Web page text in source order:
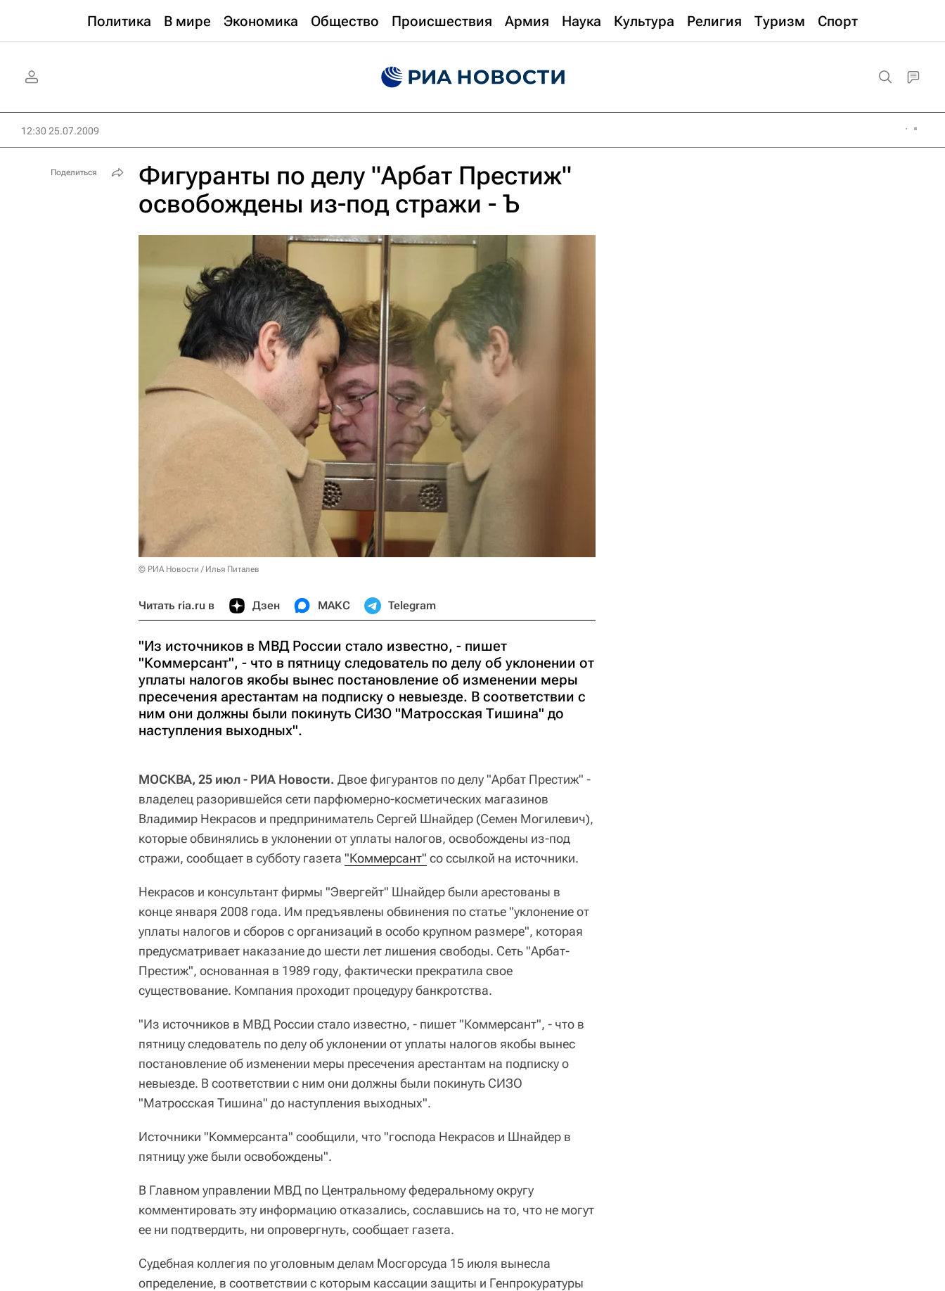
Политика В мире Экономика Общество Происшествия Армия Наука Культура Религия Туризм Спорт
12:30 25.07.2009
Фигуранты по делу "Арбат Престиж"
освобождены из-под стражи - Ъ
© РИА Новости / Илья Питалев
Читать ria.ru в Дзен МАКС Telegram
"Из источников в МВД России стало известно, - пишет
"Коммерсант", - что в пятницу следователь по делу об уклонении от
уплаты налогов якобы вынес постановление об изменении меры
пресечения арестантам на подписку о невыезде. В соответствии с
ним они должны были покинуть СИЗО "Матросская Тишина" до
наступления выходных".
МОСКВА, 25 июл - РИА Новости. Двое фигурантов по делу "Арбат Престиж" -
владелец разорившейся сети парфюмерно-косметических магазинов
Владимир Некрасов и предприниматель Сергей Шнайдер (Семен Могилевич),
которые обвинялись в уклонении от уплаты налогов, освобождены из-под
стражи, сообщает в субботу газета "Коммерсант" со ссылкой на источники.
Некрасов и консультант фирмы "Эвергейт" Шнайдер были арестованы в
конце января 2008 года. Им предъявлены обвинения по статье "уклонение от
уплаты налогов и сборов с организаций в особо крупном размере", которая
предусматривает наказание до шести лет лишения свободы. Сеть "Арбат-
Престиж", основанная в 1989 году, фактически прекратила свое
существование. Компания проходит процедуру банкротства.
"Из источников в МВД России стало известно, - пишет "Коммерсант", - что в
пятницу следователь по делу об уклонении от уплаты налогов якобы вынес
постановление об изменении меры пресечения арестантам на подписку о
невыезде. В соответствии с ним они должны были покинуть СИЗО
"Матросская Тишина" до наступления выходных".
Источники "Коммерсанта" сообщили, что "господа Некрасов и Шнайдер в
пятницу уже были освобождены".
В Главном управлении МВД по Центральному федеральному округу
комментировать эту информацию отказались, сославшись на то, что не могут
ее ни подтвердить, ни опровергнуть, сообщает газета.
Судебная коллегия по уголовным делам Мосгорсуда 15 июля вынесла
определение, в соответствии с которым кассации защиты и Генпрокуратуры
Поделиться